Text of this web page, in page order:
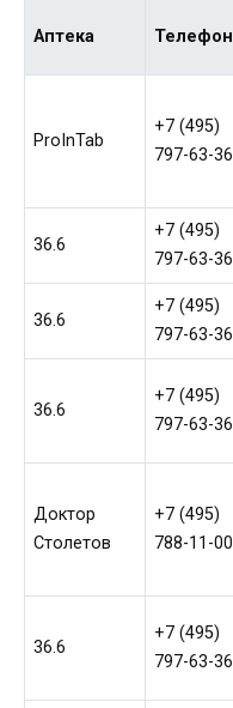
Аптека Телефон
ProInTab
+7 (495)
797-63-36
36.6
+7 (495)
797-63-36
36.6
+7 (495)
797-63-36
36.6
+7 (495)
797-63-36
Доктор
Столетов
+7 (495)
788-11-00
36.6
+7 (495)
797-63-36